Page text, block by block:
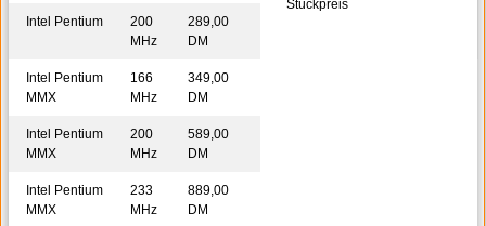
Stückpreis
Intel Pentium
200
MHz
289,00
DM
Intel Pentium
MMX
166
MHz
349,00
DM
Intel Pentium
MMX
200
MHz
589,00
DM
Intel Pentium
MMX
233
MHz
889,00
DM